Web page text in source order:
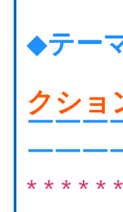
◆テー
箱
クショ
￣￣￣
￣￣￣
* * * * *